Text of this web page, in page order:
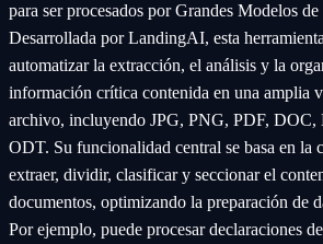
para ser procesados por Grandes Modelos
Desarrollada por LandingAI, esta
automatizar la extracción, el análisis y la
información crítica contenida en una amplia
archivo, incluyendo JPG, PNG, PDF,
ODT. Su funcionalidad central se basa en la
extraer, dividir, clasificar y seccionar el
documentos, optimizando la preparación de
Por ejemplo, puede procesar declaraciones